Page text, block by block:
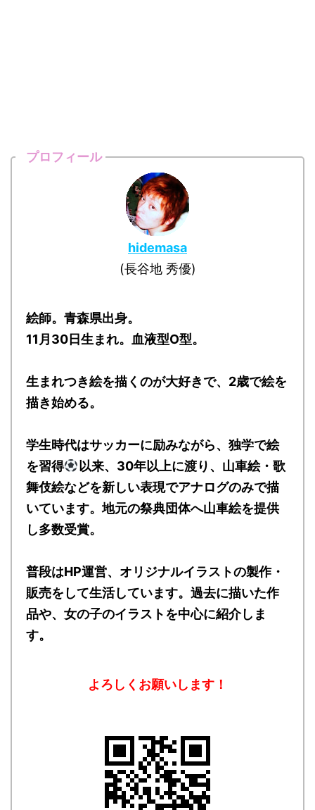
プロフィール
hidemasa
(長谷地 秀優)
絵師。青森県出身。
11月30日生まれ。血液型O型。
生まれつき絵を描くのが大好きで、2歳で絵を
描き始める。
学生時代はサッカーに励みながら、独学で絵
を習得
以来、30年以上に渡り、山車絵・歌
舞伎絵などを新しい表現でアナログのみで描
いています。地元の祭典団体へ山車絵を提供
し多数受賞。
普段はHP運営、オリジナルイラストの製作・
販売をして生活しています。過去に描いた作
品や、女の子のイラストを中心に紹介しま
す。
よろしくお願いします！